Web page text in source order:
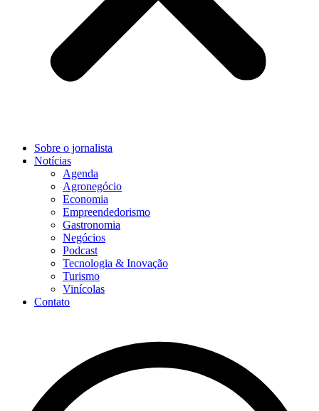
Sobre o jornalista
Notícias
Agenda
Agronegócio
Economia
Empreendedorismo
Gastronomia
Negócios
Podcast
Tecnologia & Inovação
Turismo
Vinícolas
Contato